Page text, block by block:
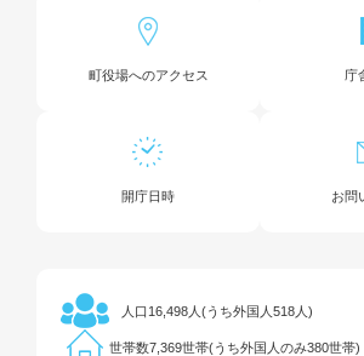
町役場へのアクセス 庁
開庁日時 お問
人口 16,498人(うち外国人518人)
世帯数7,369世帯(うち外国人のみ380世帯)